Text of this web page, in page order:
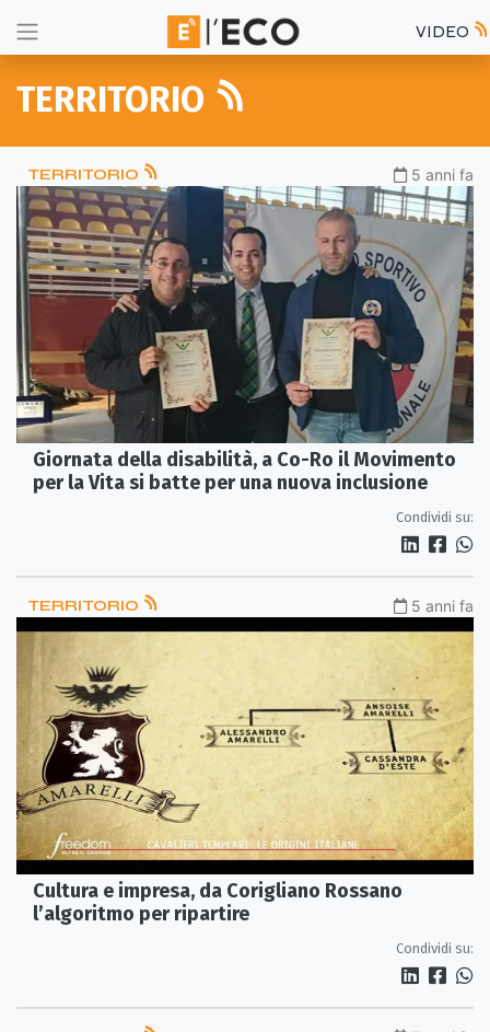
VIDEO
TERRITORIO
TERRITORIO 5 anni fa
Giornata della disabilità, a Co-Ro il Movimento
per la Vita si batte per una nuova inclusione
Condividi su:
TERRITORIO 5 anni fa
Cultura e impresa, da Corigliano Rossano
l’algoritmo per ripartire
Condividi su: